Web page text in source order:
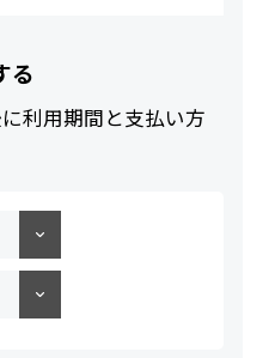
る
利用期間と支払い方